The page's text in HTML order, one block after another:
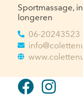
Sportmassage,
longeren
06-20243523